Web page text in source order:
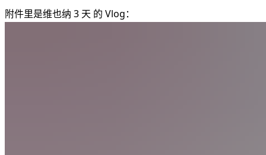
附件里是维也纳 3 天 的 Vlog：